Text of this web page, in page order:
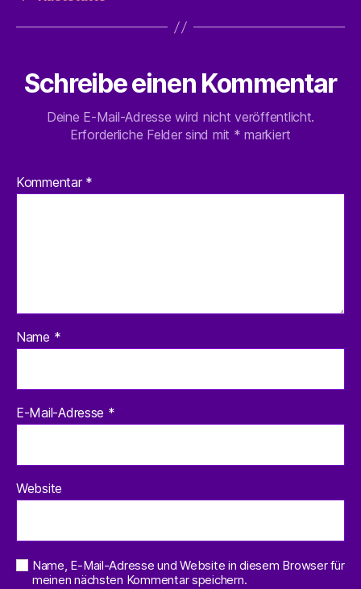
Schreibe einen Kommentar
Deine E-Mail-Adresse wird nicht veröffentlicht.
Erforderliche Felder sind mit * markiert
Kommentar *
Name *
E-Mail-Adresse *
Website
Name, E-Mail-Adresse und Website in diesem Browser für
meinen nächsten Kommentar speichern.